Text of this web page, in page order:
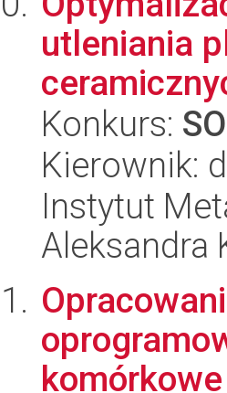
utleniania
Konkurs:
Kierownik:
Instytut
Aleksandra